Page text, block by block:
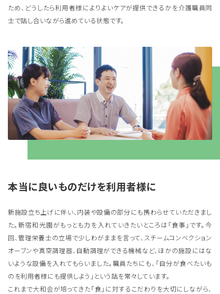
ため、どうしたら利用者様によりよいケアが提供できるかを介護職員同
士で話し合いながら進めている状態です。
本当に良いものだけを利用者様に
新施設立ち上げに伴い、内装や設備の部分にも携わらせていただきまし
た。新宿和光園がもっとも力を入れていきたいところは「食事」です。今
回、管理栄養士の立場で少しわがままを言って、スチームコンベクション
オーブンや真空調理器、自動調理ができる機械など、ほかの施設にはな
いような設備を入れてもらいました。職員たちにも、「自分が食べたいも
のを利用者様にも提供しよう」という話を常々しています。
これまで大和会が培ってきた「食」に対するこだわりを大切にしながら、